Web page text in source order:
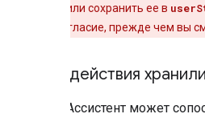
информации или сохранить ее в
и получить согласие, прежде чем вы
Срок действия
Когда Ассистент может